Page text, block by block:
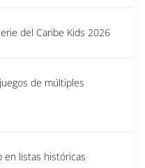
del Caribe Kids 2026
de múltiples
en listas históricas